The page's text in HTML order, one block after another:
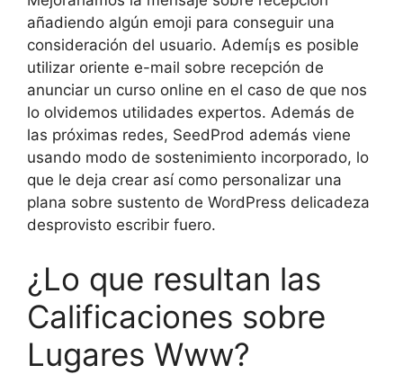
añadiendo algún emoji para conseguir una
consideración del usuario. Ademí¡s es posible
utilizar oriente e-mail sobre recepción de
anunciar un curso online en el caso de que nos
lo olvidemos utilidades expertos. Además de
las próximas redes, SeedProd además viene
usando modo de sostenimiento incorporado, lo
que le deja crear así­ como personalizar una
plana sobre sustento de WordPress delicadeza
desprovisto escribir fuero.
¿Lo que resultan las
Calificaciones sobre
Lugares Www?